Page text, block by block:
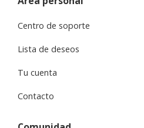
Centro de soporte
Lista de deseos
Tu cuenta
Contacto